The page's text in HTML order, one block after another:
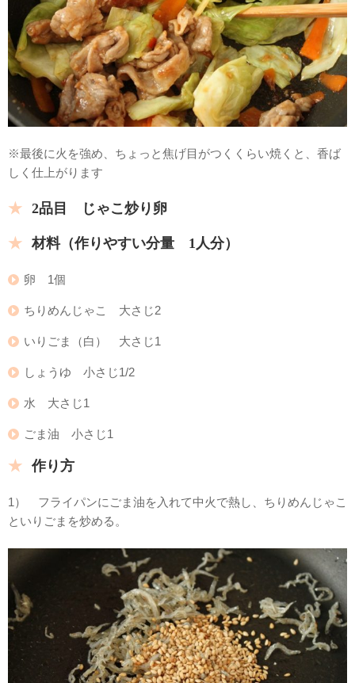
※最後に火を強め、ちょっと焦げ目がつくくらい焼くと、香ば
しく仕上がります
2品目 じゃこ炒り卵
材料（作りやすい分量 1人分）
卵 1個
ちりめんじゃこ 大さじ2
いりごま（白） 大さじ1
しょうゆ 小さじ1/2
水 大さじ1
ごま油 小さじ1
作り方
1） フライパンにごま油を入れて中火で熱し、ちりめんじゃこ
といりごまを炒める。